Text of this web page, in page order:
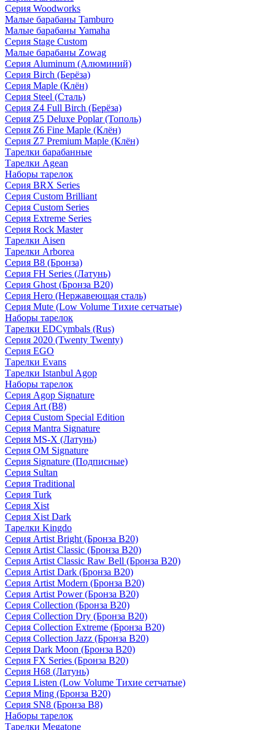
Серия Woodworks
Малые барабаны Tamburo
Малые барабаны Yamaha
Серия Stage Custom
Малые барабаны Zowag
Серия Aluminum (Алюминий)
Серия Birch (Берёза)
Серия Maple (Клён)
Серия Steel (Сталь)
Серия Z4 Full Birch (Берёза)
Серия Z5 Deluxe Poplar (Тополь)
Серия Z6 Fine Maple (Клён)
Серия Z7 Premium Maple (Клён)
Тарелки барабанные
Тарелки Agean
Наборы тарелок
Серия BRX Series
Серия Custom Brilliant
Серия Custom Series
Серия Extreme Series
Серия Rock Master
Тарелки Aisen
Тарелки Arborea
Серия B8 (Бронза)
Серия FH Series (Латунь)
Серия Ghost (Бронза B20)
Серия Hero (Нержавеющая сталь)
Серия Mute (Low Volume Тихие сетчатые)
Наборы тарелок
Тарелки EDCymbals (Rus)
Серия 2020 (Twenty Twenty)
Серия EGO
Тарелки Evans
Тарелки Istanbul Agop
Наборы тарелок
Серия Agop Signature
Серия Art (B8)
Серия Custom Special Edition
Серия Mantra Signature
Серия MS-X (Латунь)
Серия OM Signature
Серия Signature (Подписные)
Серия Sultan
Серия Traditional
Серия Turk
Серия Xist
Серия Xist Dark
Тарелки Kingdo
Серия Artist Bright (Бронза B20)
Серия Artist Classic (Бронза B20)
Серия Artist Classic Raw Bell (Бронза B20)
Серия Artist Dark (Бронза B20)
Серия Artist Modern (Бронза B20)
Серия Artist Power (Бронза B20)
Серия Collection (Бронза B20)
Серия Collection Dry (Бронза B20)
Серия Collection Extreme (Бронза B20)
Серия Collection Jazz (Бронза B20)
Серия Dark Moon (Бронза B20)
Серия FX Series (Бронза B20)
Серия H68 (Латунь)
Серия Listen (Low Volume Тихие сетчатые)
Серия Ming (Бронза B20)
Серия SN8 (Бронза B8)
Наборы тарелок
Тарелки Megatone